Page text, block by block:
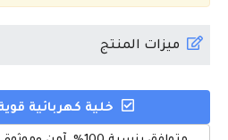
ميزات المنتج
خلية كهربائية